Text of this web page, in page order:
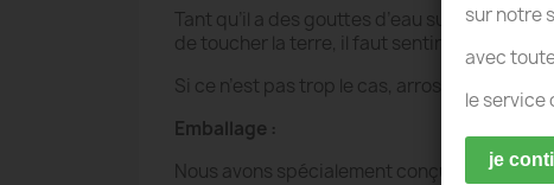
Tant qu’il a des gouttes d’eau sur le bocal,
de toucher la terre, il faut sentir son humidité.
Si ce n’est pas trop le cas, arrosez avec 2
Emballage :
Nous avons spécialement conçu ces
sur notre
avec
le service
je